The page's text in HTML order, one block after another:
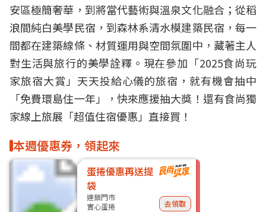
安區極簡奢華，到將當代藝術與溫泉文化融合；從稻
浪間純白美學民宿，到森林系清水模建築民宿，每一
間都在建築線條、材質運用與空間氛圍中，藏著主人
對生活與旅行的美學詮釋。現在參加「2025食尚玩
家旅宿大賞」天天投給心儀的旅宿，就有機會抽中
「免費環島住一年 」，快來應援抽大獎！還有食尚獨
家線上旅展「超值住宿優惠 」直接買！
本週優惠券，領起來
蛋捲優惠再送提
袋
連鎖門市
實心蛋捲
去領取